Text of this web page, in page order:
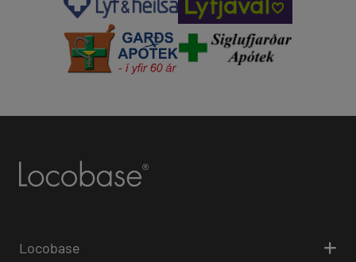
Locobase